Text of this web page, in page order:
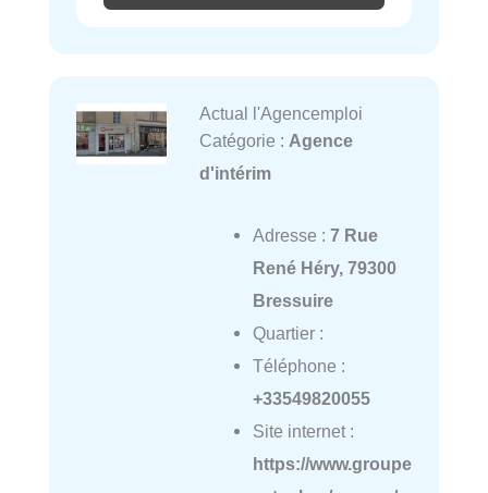
Actual l'Agencemploi
Catégorie : Agence
d'intérim
Adresse : 7 Rue
René Héry, 79300
Bressuire
Quartier :
Téléphone :
+33549820055
Site internet :
https://www.groupe